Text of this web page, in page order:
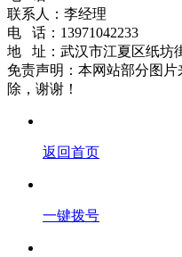
联系人：李经理
电 话：13971042233
地 址：武汉市江夏区纸坊
免责声明：本网站部分图
除，谢谢！
返回首页
一键拨号